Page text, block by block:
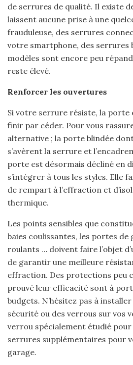
de serrures de qualité. Il existe
laissent aucune prise à une
frauduleuse, des serrures
votre smartphone, des serrures
modèles sont encore peu
reste élevé.
Renforcer les ouvertures
Si votre serrure résiste, la porte
finir par céder. Pour vous
alternative ; la porte blindée
s’avèrent la serrure et
porte est désormais décliné en
s’intégrer à tous les styles. Elle
de rempart à l’effraction et
thermique.
Les points sensibles que
baies coulissantes, les portes de
roulants … doivent faire l’objet
de garantir une meilleure
effraction. Des protections peu
prouvé leur efficacité sont à
budgets. N’hésitez pas à
sécurité ou des verrous sur vos
verrou spécialement étudié pour
serrures supplémentaires pour
garage.